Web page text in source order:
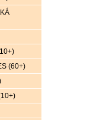
(60+)